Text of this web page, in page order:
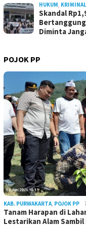
HUKUM KRIMINAL
Skandal
Bertanggung
Diminta
POJOK PP
KAB. PURWAKARTA POJOK PP
Tanam Harapan di
Lestarikan Alam